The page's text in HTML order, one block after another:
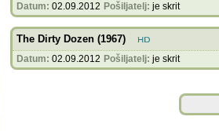
Datum: 02.09.2012 Pošiljatelj: je skrit
The Dirty Dozen (1967)
Datum: 02.09.2012 Pošiljatelj: je skrit